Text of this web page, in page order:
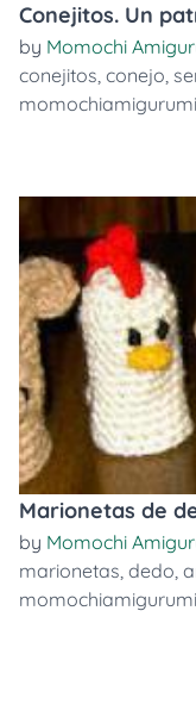
Conejitos. Un
by Momochi
conejitos, conejo,
momochiamigurumi
Marionetas de
by Momochi
marionetas, dedo,
momochiamigurumi